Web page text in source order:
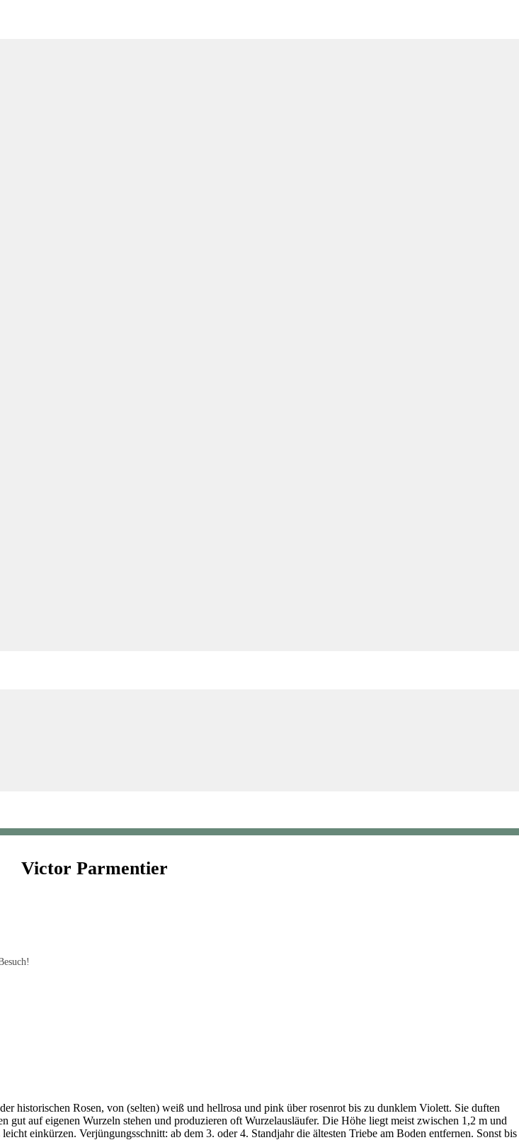
Victor Parmentier
historischen Rosen, von (selten) weiß und hellrosa und pink über rosenrot bis zu dunklem Violett. Sie duften
gut auf eigenen Wurzeln stehen und produzieren oft Wurzelausläufer. Die Höhe liegt meist zwischen 1,2 m und
einkürzen. Verjüngungsschnitt: ab dem 3. oder 4. Standjahr die ältesten Triebe am Boden entfernen. Sonst bis